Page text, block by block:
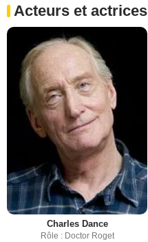
Acteurs et actrices
Charles Dance
Rôle : Doctor Roget